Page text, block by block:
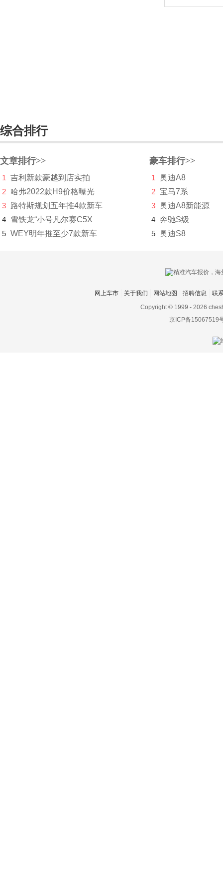
中兴
综合排行
文章排行>>
1
吉利新款豪越到店实拍
2 哈弗2022款H9价格曝光
3 路特斯规划五年推4款新车
4 雪铁龙“小号凡尔赛C5X
5 WEY明年推至少7款新车
豪车排行>>
1
奥迪A8
2 宝马7系
3 奥迪A8新能源
4 奔驰S级
5 奥迪S8
网上车市 关于我们 网站地图 招聘信息
联
Copyright © 1999 - 2026
京ICP备15067519